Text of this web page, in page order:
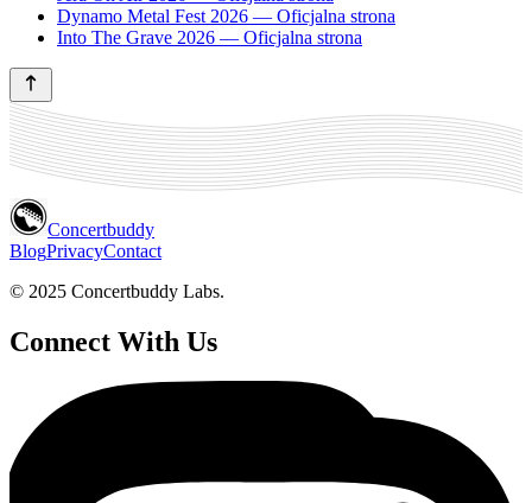
Dynamo Metal Fest 2026 — Oficjalna strona
Into The Grave 2026 — Oficjalna strona
Concertbuddy
BlogPrivacyContact
© 2025 Concertbuddy Labs.
Connect With Us